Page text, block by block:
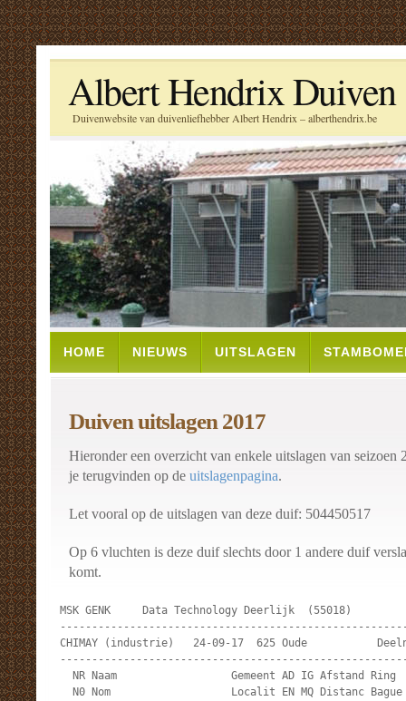
Albert Hendrix Duiven
Duivenwebsite van duivenliefhebber Albert Hendrix – alberthendrix.be
HOME NIEUWS UITSLAGEN
Duiven uitslagen 2017
Hieronder een overzicht van enkele uitslagen van seizoen
je terugvinden op de uitslagenpagina.
Let vooral op de uitslagen van deze duif: 504450517
Op 6 vluchten is deze duif slechts door 1 andere duif
komt.
MSK GENK     Data
CHIMAY (industrie)   24-09-17  625 Oude
NR Naam                  Gemeent AD IG
N0 Nom                   Localit EN MQ